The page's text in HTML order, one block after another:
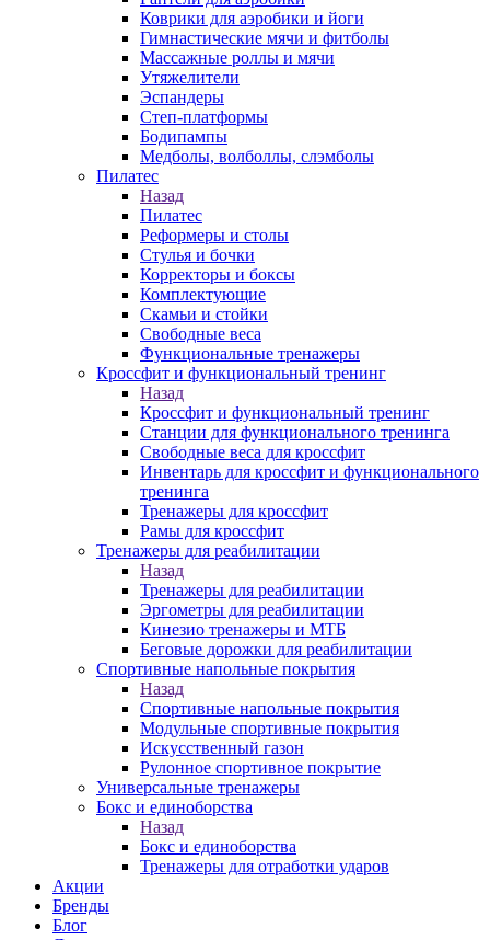
Коврики для аэробики и йоги
Гимнастические мячи и фитболы
Массажные роллы и мячи
Утяжелители
Эспандеры
Степ-платформы
Бодипампы
Медболы, волболлы, слэмболы
Пилатес
Назад
Пилатес
Реформеры и столы
Стулья и бочки
Корректоры и боксы
Комплектующие
Скамьи и стойки
Свободные веса
Функциональные тренажеры
Кроссфит и функциональный тренинг
Назад
Кроссфит и функциональный тренинг
Станции для функционального тренинга
Свободные веса для кроссфит
Инвентарь для кроссфит и функционального
тренинга
Тренажеры для кроссфит
Рамы для кроссфит
Тренажеры для реабилитации
Назад
Тренажеры для реабилитации
Эргометры для реабилитации
Кинезио тренажеры и МТБ
Беговые дорожки для реабилитации
Спортивные напольные покрытия
Назад
Спортивные напольные покрытия
Модульные спортивные покрытия
Искусственный газон
Рулонное спортивное покрытие
Универсальные тренажеры
Бокс и единоборства
Назад
Бокс и единоборства
Тренажеры для отработки ударов
Акции
Бренды
Блог